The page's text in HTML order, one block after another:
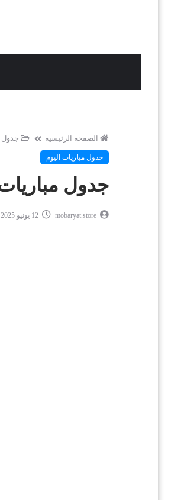
الصفحة الرئيسية جدول
جدول مباريات اليوم
جدول مباريات
mobaryat.store 12 يونيو 2025